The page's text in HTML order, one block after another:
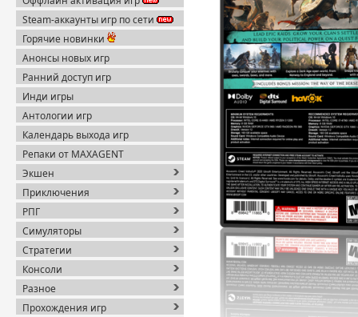
Steam-аккаунты игр по сети
Горячие новинки
Анонсы новых игр
Ранний доступ игр
Инди игры
Антологии игр
Календарь выхода игр
Репаки от MAXAGENT
Экшен
Приключения
РПГ
Симуляторы
Стратегии
Консоли
Разное
Прохождения игр